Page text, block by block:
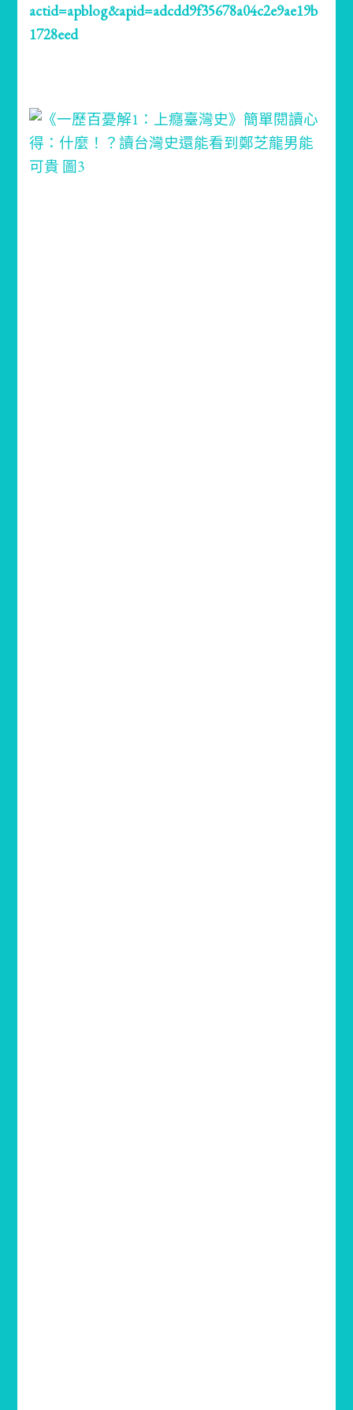
actid=apblog&apid=adcdd9f35678a04c2e9ae19b
1728eed